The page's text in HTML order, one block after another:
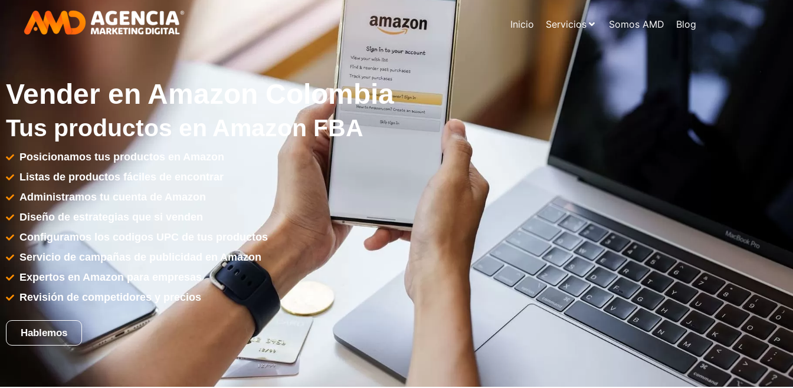
Inicio Servicios Somos AMD Blog
Vender en Amazon Colombia
Tus productos en Amazon FBA
Posicionamos tus productos en Amazon
Listas de productos fáciles de encontrar
Administramos tu cuenta de Amazon
Diseño de estrategias que si venden
Configuramos los codigos UPC de tus productos
Servicio de campañas de publicidad en Amazon
Expertos en Amazon para empresas
Revisión de competidores y precios
Hablemos